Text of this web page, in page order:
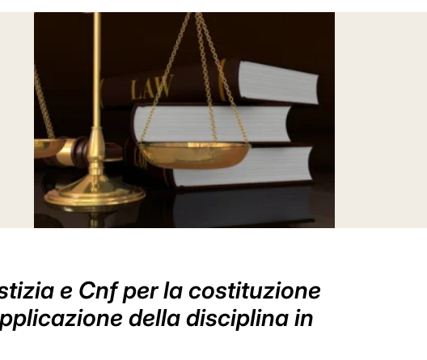
e Cnf per la costituzione
della disciplina in